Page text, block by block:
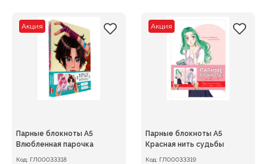
348,00 ₽.
342,00 ₽.
Акция
Парные блокноты А5
Влюбленная парочка
Код: ГЛ00033318
Акция
Парные блокноты А5
Красная нить судьбы
Код: ГЛ00033319